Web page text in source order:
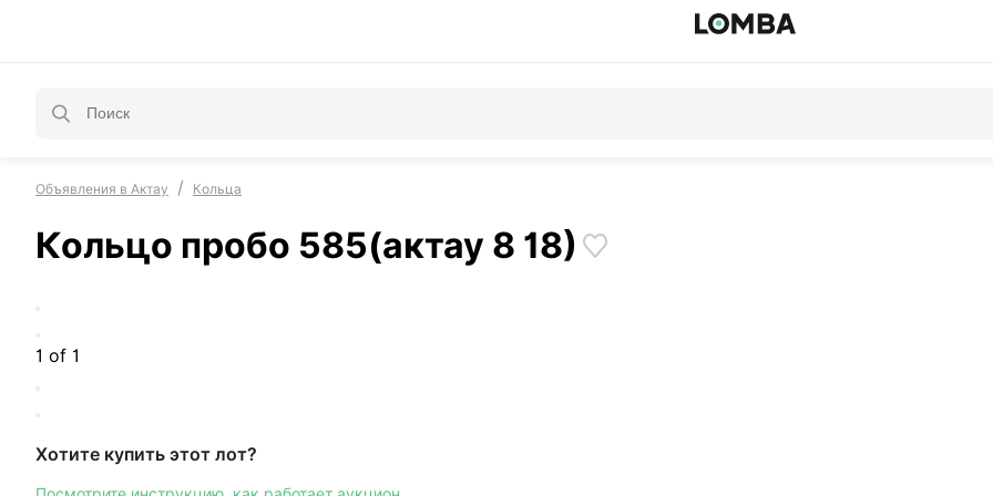
Объявления в Актау / Кольца
Кольцо пробо 585(актау 8 18)
1 of 1
Хотите купить этот лот?